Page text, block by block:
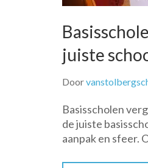
juiste
Door
Basisscholen
de juiste
aanpak en sfeer.